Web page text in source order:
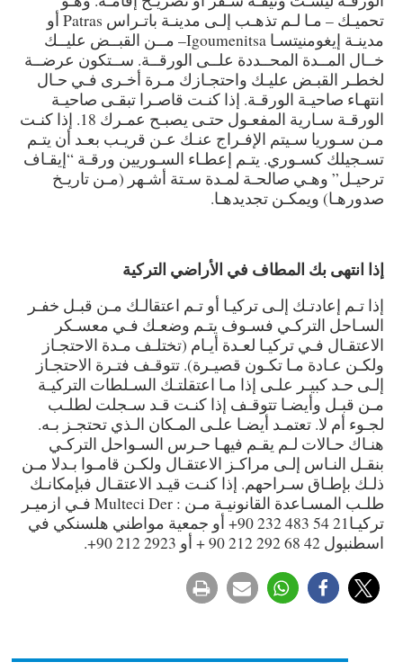
تحميـك – مـا لـم تذهـب إلـى مدينـة باتـراس Patras أو
مدينـة إيغومنيتسـا Igoumenitsa– مــن القبــض عليــك
خــال المــدة المحــددة علــى الورقــة. ســتكون عرضــة
لخطـر القبـض عليـك واحتجـازك مـرة أخـرى فـي حـال
انتهـاء صاحيـة الورقـة. إذا كنـت قاصـرا تبقـى صاحيـة
الورقـة سـارية المفعـول حتـى يصبـح عمـرك 18. إذا كنـت
مـن سـوريا سـيتم الإفـراج عنـك عـن قريـب بعـد أن يتـم
تسـجيلك كسـوري. يتـم إعطـاء السـوريين ورقـة “إيقـاف
ترحيـل” وهـي صالحـة لمـدة سـتة أشـهر (مـن تاريـخ
صدورهـا) ويمكـن تجديدهـا.
إذا انتهى بك المطاف في الأراضي التركية
إذا تـم إعادتـك إلـى تركيـا أو تـم اعتقالـك مـن قبـل خفـر
السـاحل التركـي فسـوف يتـم وضعـك فـي معسـكر
الاعتقـال فـي تركيـا لعـدة أيـام (تختلـف مـدة الاحتجـاز
ولكـن عـادة مـا تكـون قصيـرة). تتوقـف فتـرة الاحتجـاز
إلـى حـد كبيـر علـى إذا مـا اعتقلتـك السـلطات التركيـة
مـن قبـل وأيضـا تتوقـف إذا كنـت قـد سـجلت لطلـب
لجـوء أم لا. تعتمـد أيضـا علـى المـكان الـذي تحتجـز بـه.
هنـاك حـالات لـم يقـم فيهـا حـرس السـواحل التركـي
بنقـل النـاس إلـى مراكـز الاعتقـال ولكـن قامـوا بـدلا مـن
ذلـك بإطـاق سـراحهم. إذا كنـت قيـد الاعتقـال فبإمكانـك
طلـب المسـاعدة القانونيـة مـن : Multeci Der فـي ازميـر
تركيـا21 54 483 232 90+ أو جمعية مواطني هلسنكي في
اسطنبول 42 68 292 212 90 + أو 2923 212 90+.